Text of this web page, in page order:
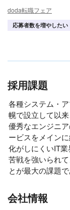
doda転職フェア
応募者数を増やしたい
採用課題
各種システム・
幌で設立して以
優秀なエンジニ
ービスをメイン
化がしにくいIT
苦戦を強いられ
とが最大の課題で
会社情報